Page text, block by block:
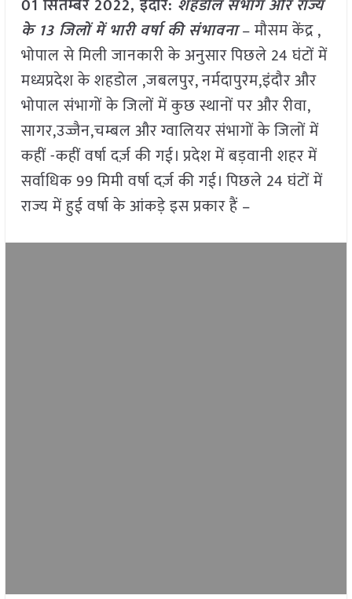
01 सितम्बर 2022, इंदौर: शहडोल संभाग और राज्य
के 13 जिलों में भारी वर्षा की संभावना– मौसम केंद्र ,
भोपाल से मिली जानकारी के अनुसार पिछले 24 घंटों में
मध्यप्रदेश के शहडोल ,जबलपुर, नर्मदापुरम,इंदौर और
भोपाल संभागों के जिलों में कुछ स्थानों पर और रीवा,
सागर,उज्जैन,चम्बल और ग्वालियर संभागों के जिलों में
कहीं -कहीं वर्षा दर्ज़ की गई। प्रदेश में बड़वानी शहर में
सर्वाधिक 99 मिमी वर्षा दर्ज़ की गई। पिछले 24 घंटों में
राज्य में हुई वर्षा के आंकड़े इस प्रकार हैं –